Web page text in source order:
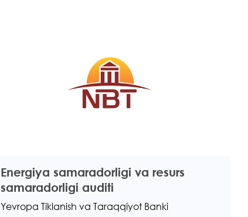
Energiya samaradorligi va resurs
samaradorligi auditi
Yevropa Tiklanish va Taraqqiyot Banki